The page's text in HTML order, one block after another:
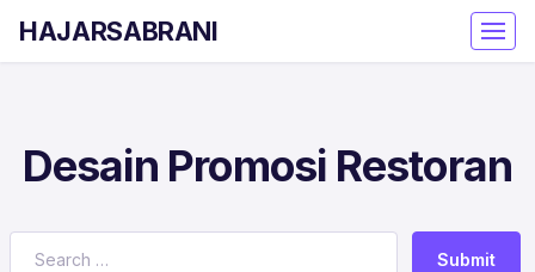
HAJARSABRANI
Desain Promosi Restoran
Submit